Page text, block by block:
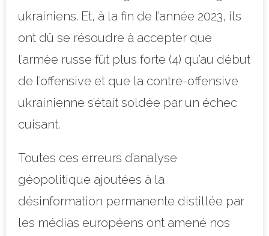
ukrainiens. Et, à la fin de l’année 2023, ils
ont dû se résoudre à accepter que
l’armée russe fût plus forte (4) qu’au début
de l’offensive et que la contre-offensive
ukrainienne s’était soldée par un échec
cuisant.
Toutes ces erreurs d’analyse
géopolitique ajoutées à la
désinformation permanente distillée par
les médias européens ont amené nos